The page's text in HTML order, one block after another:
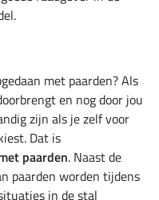
met paarden? Als
en nog door jou
zijn als je zelf voor
Dat is
paarden. Naast de
paarden worden tijdens
in de stal